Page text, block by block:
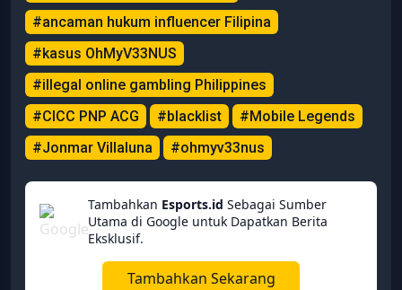
#ancaman hukum influencer Filipina
#kasus OhMyV33NUS
#illegal online gambling Philippines
#CICC PNP ACG
#blacklist
#Mobile Legends
#Jonmar Villaluna
#ohmyv33nus
Tambahkan Esports.id Sebagai Sumber
Utama di Google untuk Dapatkan Berita
Eksklusif.
Tambahkan Sekarang